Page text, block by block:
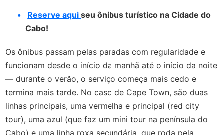
Reserve aquiseu ônibus turístico na Cidade do
Cabo!
Os ônibus passam pelas paradas com regularidade e
funcionam desde o início da manhã até o início da noite
— durante o verão, o serviço começa mais cedo e
termina mais tarde. No caso de Cape Town, são duas
linhas principais, uma vermelha e principal (red city
tour), uma azul (que faz um mini tour na península do
Cabo) e uma linha roxa secundária, que roda pela